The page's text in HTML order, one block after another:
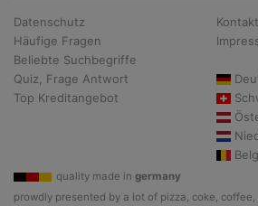
Datenschutz
Häufige Fragen
Beliebte Suchbegriffe
Quiz, Frage Antwort
Top Kreditangebot
Kontakt
quality made in germany
prowdly presented by a lot of pizza, coke,